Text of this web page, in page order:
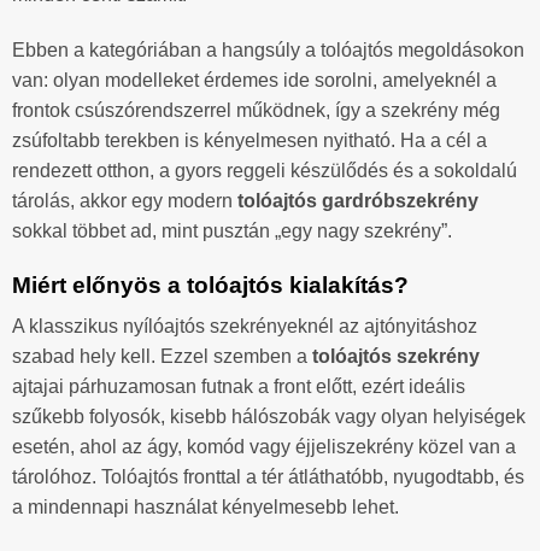
Ebben a kategóriában a hangsúly a tolóajtós megoldásokon
van: olyan modelleket érdemes ide sorolni, amelyeknél a
frontok csúszórendszerrel működnek, így a szekrény még
zsúfoltabb terekben is kényelmesen nyitható. Ha a cél a
rendezett otthon, a gyors reggeli készülődés és a sokoldalú
tárolás, akkor egy modern tolóajtós gardróbszekrény
sokkal többet ad, mint pusztán „egy nagy szekrény”.
Miért előnyös a tolóajtós kialakítás?
A klasszikus nyílóajtós szekrényeknél az ajtónyitáshoz
szabad hely kell. Ezzel szemben a tolóajtós szekrény
ajtajai párhuzamosan futnak a front előtt, ezért ideális
szűkebb folyosók, kisebb hálószobák vagy olyan helyiségek
esetén, ahol az ágy, komód vagy éjjeliszekrény közel van a
tárolóhoz. Tolóajtós fronttal a tér átláthatóbb, nyugodtabb, és
a mindennapi használat kényelmesebb lehet.